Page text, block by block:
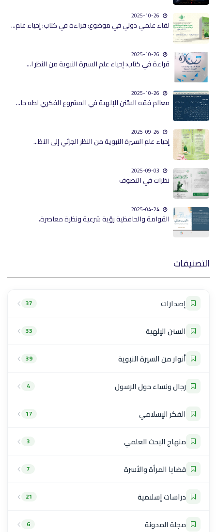
لقاء علمي دولي في موضوع: قراءة في كتاب: إحياء علم...
قراءة في كتاب: إحياء علم السيرة النبوية من النظر ا...
معالم فقه السُّنن الإلهية في المشروع الفكري لطه جا...
إحياء علم السيرة النبوية من النظر الجزئي إلى النظ...
نظرات في التصوف
القوامة والحافظية رؤية شرعية ونظرة معاصرة،
التصنيفات
إصدارات 37
السنن الإلهية 33
أنوار من السيرة النبوية 39
رجال ونساء حول الرسول 4
الفكر الإسلامي 17
منهاج البحث العلمي 3
قضايا المرأة والأسرة 7
دراسات إسلامية 21
مجلة المدونة 6